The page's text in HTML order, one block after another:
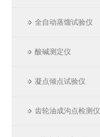
全自动蒸馏试验仪
酸碱测定仪
凝点倾点试验仪
齿轮油成沟点检测仪